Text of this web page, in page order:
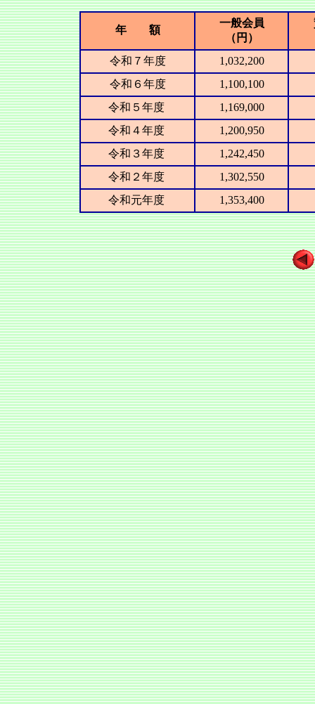
年 額
一般会員
（円）
令和７年度
1,032,200
令和６年度
1,100,100
令和５年度
1,169,000
令和４年度
1,200,950
令和３年度
1,242,450
令和２年度
1,302,550
令和元年度
1,353,400